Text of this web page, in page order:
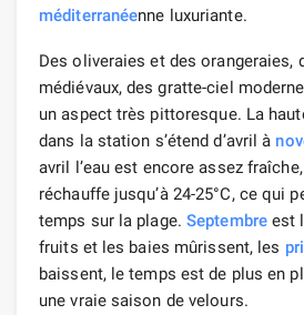
méditerranéenne luxuriante.
Des oliveraies et des orangeraies,
médiévaux, des gratte-ciel
un aspect très pittoresque. La
dans la station s’étend d’avril à
avril l’eau est encore assez
réchauffe jusqu’à 24-25°C, ce qui
temps sur la plage. Septembreest
fruits et les baies mûrissent, les
baissent, le temps est de plus en
une vraie saison de velours.